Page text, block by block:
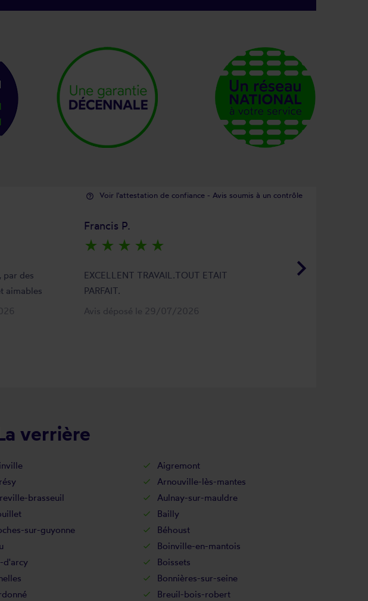
help_outline Voir l'attestation de confiance - Avis soumis à un contrôle
keyboard_arrow_right
par des
aimables
Francis P.
star_rate star_rate star_rate star_rate star_rate
EXCELLENT TRAVAIL.TOUT ETAIT
PARFAIT.
Avis déposé le 29/07/2026
verrière
Aigremont
Arnouville-lès-mantes
brasseuil
Aulnay-sur-mauldre
Bailly
sur-guyonne
Béhoust
Boinville-en-mantois
d'arcy
Boissets
Bonnières-sur-seine
Breuil-bois-robert